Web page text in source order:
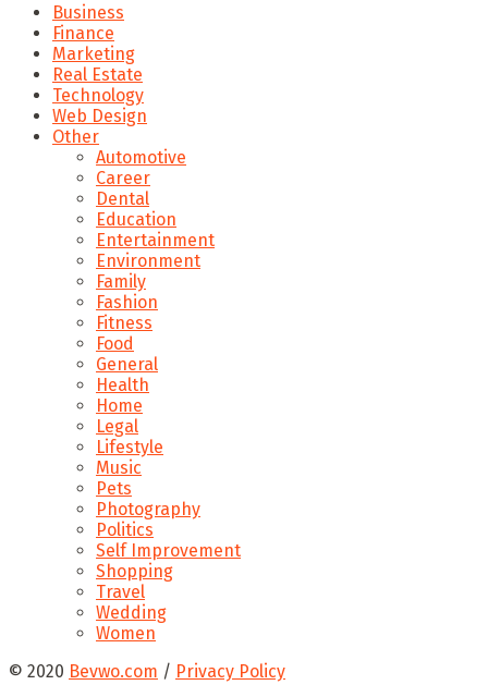
Business
Finance
Marketing
Real Estate
Technology
Web Design
Other
Automotive
Career
Dental
Education
Entertainment
Environment
Family
Fashion
Fitness
Food
General
Health
Home
Legal
Lifestyle
Music
Pets
Photography
Politics
Self Improvement
Shopping
Travel
Wedding
Women
© 2020 Bevwo.com / Privacy Policy